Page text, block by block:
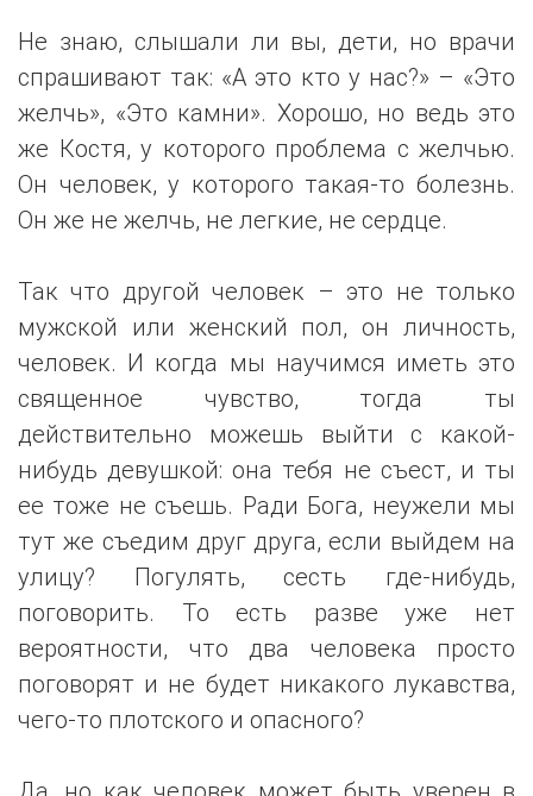
Не знаю, слышали ли вы, дети, но врачи
спрашивают так: «А это кто у нас?» – «Это
желчь», «Это камни». Хорошо, но ведь это
же Костя, у которого проблема с желчью.
Он человек, у которого такая-то болезнь.
Он же не желчь, не легкие, не сердце.
Так что другой человек – это не только
мужской или женский пол, он личность,
человек. И когда мы научимся иметь это
священное чувство, тогда ты
действительно можешь выйти с какой-
нибудь девушкой: она тебя не съест, и ты
ее тоже не съешь. Ради Бога, неужели мы
тут же съедим друг друга, если выйдем на
улицу? Погулять, сесть где-нибудь,
поговорить. То есть разве уже нет
вероятности, что два человека просто
поговорят и не будет никакого лукавства,
чего-то плотского и опасного?